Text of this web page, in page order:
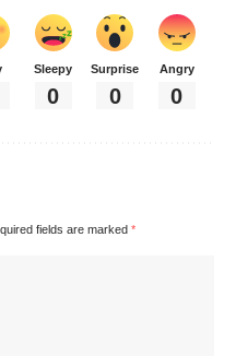
Sleepy
0
Surprise
0
Angry
0
fields are marked *